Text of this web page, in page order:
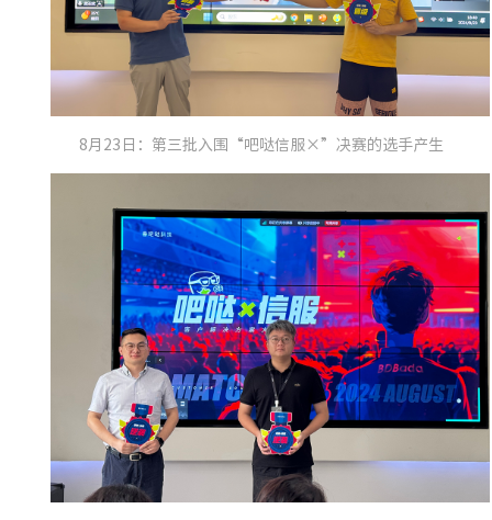
8月23日：第三批入围“吧哒信服×”决赛的选手产生